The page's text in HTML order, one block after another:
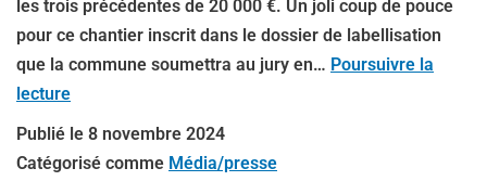
les trois précédentes de 20 000 €. Un joli coup de pouce
pour ce chantier inscrit dans le dossier de labellisation
que la commune soumettra au jury en… Poursuivre la
lecture
Publié le 8 novembre 2024
Catégorisé comme Média/presse